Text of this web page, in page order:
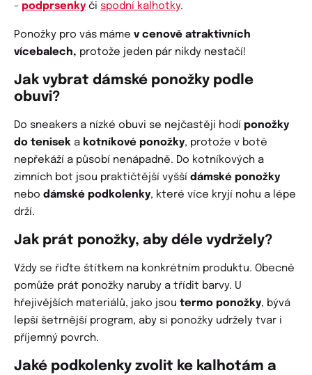
- podprsenky či spodní kalhotky.
Ponožky pro vás máme v cenově atraktivních
vícebalech, protože jeden pár nikdy nestačí!
Jak vybrat dámské ponožky podle
obuvi?
Do sneakers a nízké obuvi se nejčastěji hodí ponožky
do tenisek a kotníkové ponožky, protože v botě
nepřekáží a působí nenápadně. Do kotníkových a
zimních bot jsou praktičtější vyšší dámské ponožky
nebo dámské podkolenky, které více kryjí nohu a lépe
drží.
Jak prát ponožky, aby déle vydržely?
Vždy se řiďte štítkem na konkrétním produktu. Obecně
pomůže prát ponožky naruby a třídit barvy. U
hřejivějších materiálů, jako jsou termo ponožky, bývá
lepší šetrnější program, aby si ponožky udržely tvar i
příjemný povrch.
Jaké podkolenky zvolit ke kalhotám a